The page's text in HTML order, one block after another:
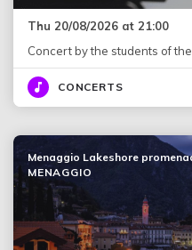
Thu 20/08/2026 at 21:00
Concert by the students of
CONCERTS
Menaggio Lakeshore
MENAGGIO